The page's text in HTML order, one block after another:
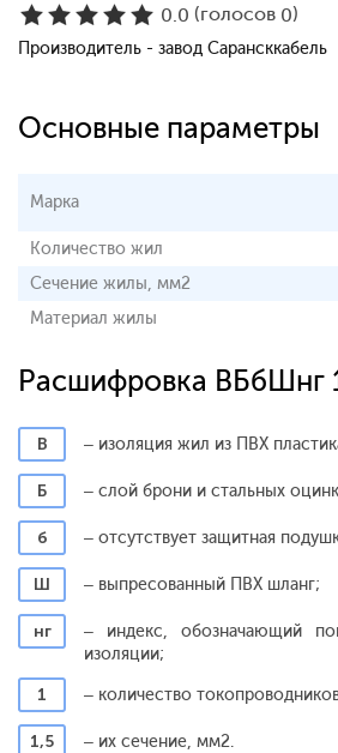
0.0 (голосов 0)
Производитель - завод Сарансккабель
Основные параметры
Марка
Количество жил
Сечение жилы, мм2
Материал жилы
Расшифровка ВБбШнг
В – изоляция жил из ПВХ
Б – слой брони и стальных
б – отсутствует защитная
Ш – выпресованный ПВХ шланг;
нг
– индекс, обозначающий
изоляции;
1
– количество
1,5 – их сечение, мм2.